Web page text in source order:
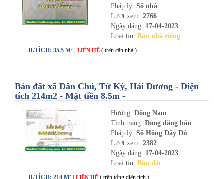
Pháp lý: Sổ nhà
Lượt xem: 2766
Ngày đăng: 17-04-2023
Loại tin: Bán nhà riêng
D.TÍCH: 35.5 M² | LIÊN HỆ ( trên căn nhà )
Bán đất xã Dân Chủ, Tứ Kỳ, Hải Dương - Diện
tích 214m2 - Mặt tiền 8.5m -
Hướng: Đông Nam
Tình trạng: Đang đăng bán
Pháp lý: Sổ Hồng Đầy Đủ
Lượt xem: 2382
Ngày đăng: 17-04-2023
Loại tin: Bán đất
D.TÍCH: 214 M² | LIÊN HỆ ( trên tổng diện tích )